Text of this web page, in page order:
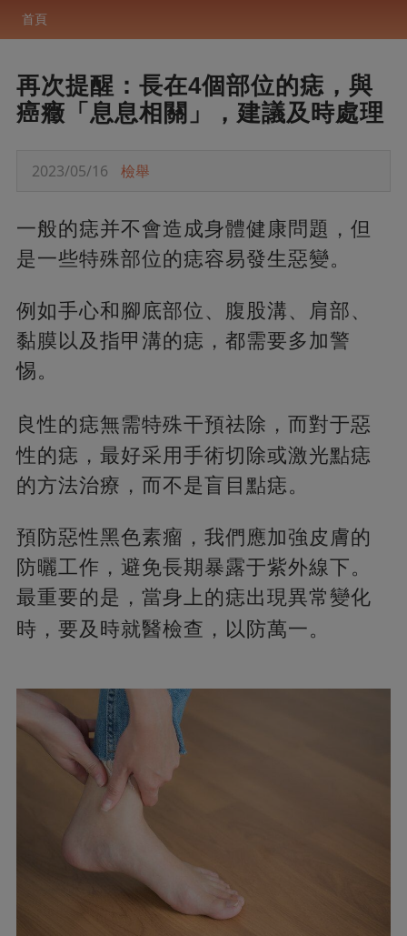
首頁
再次提醒：長在4個部位的痣，與
癌癥「息息相關」，建議及時處理
2023/05/16 檢舉
一般的痣并不會造成身體健康問題，但
是一些特殊部位的痣容易發生惡變。
例如手心和腳底部位、腹股溝、肩部、
黏膜以及指甲溝的痣，都需要多加警
惕。
良性的痣無需特殊干預祛除， 而對于惡
性的痣，最好采用手術切除或激光點痣
的方法治療，而不是盲目點痣。
預防惡性黑色素瘤，我們應加強皮膚的
防曬工作，避免長期暴露于紫外線下。
最重要的是，當身上的痣出現異常變化
時， 要及時就醫檢查，以防萬一。